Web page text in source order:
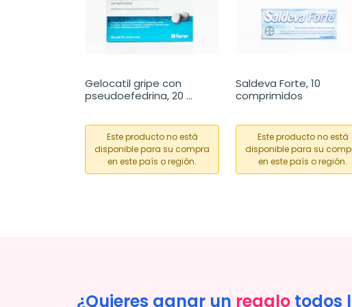
Gelocatil gripe con
pseudoefedrina, 20
Este producto no está
disponible para su compra
en este país o región.
Saldeva Forte, 10
comprimidos
Este producto no está
disponible para su
en este país o región.
¿Quieres ganar un regalo todos